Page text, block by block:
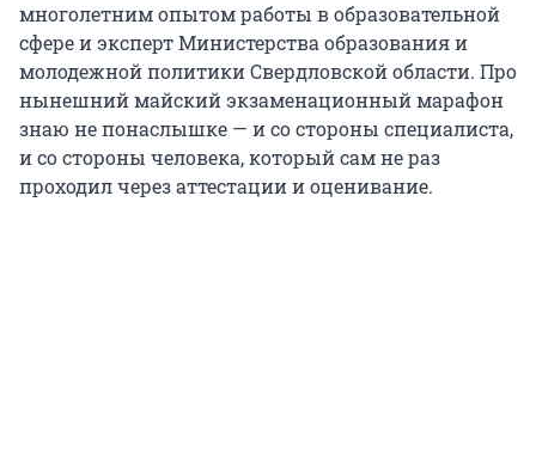
многолетним опытом работы в образовательной
сфере и эксперт Министерства образования и
молодежной политики Свердловской области. Про
нынешний майский экзаменационный марафон
знаю не понаслышке — и со стороны специалиста,
и со стороны человека, который сам не раз
проходил через аттестации и оценивание.